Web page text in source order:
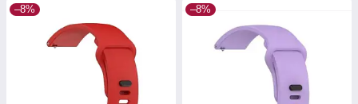
–8% –8%